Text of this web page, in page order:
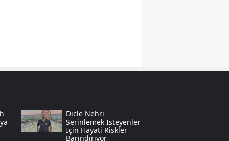
Kırıkkale
Dicle Nehri
Serinlemek Isteyenler
Için Hayati Riskler
Barındırıyor